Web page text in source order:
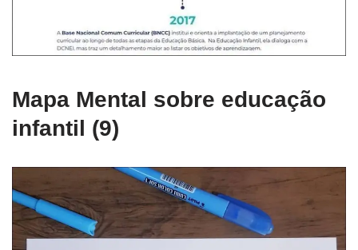
Mapa Mental sobre educação
infantil (9)